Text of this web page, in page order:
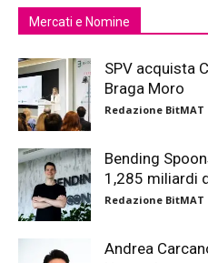
Mercati e Nomine
SPV acquista
Braga Moro
Redazione BitMAT
Bending
1,285 miliardi
Redazione BitMAT
Andrea